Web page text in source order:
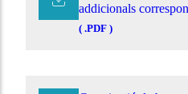
addicionals
( .PDF )